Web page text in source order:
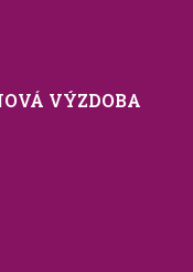
VÝZDOBA